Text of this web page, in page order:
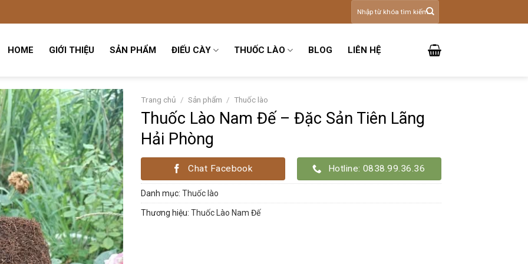
kiếm:
HOME GIỚI THIỆU SẢN PHẨM ĐIẾU CÀY THUỐC LÀO BLOG LIÊN HỆ
Trang chủ / Sản phẩm / Thuốc lào
Thuốc Lào Nam Đế – Đặc Sản Tiên Lãng
Hải Phòng
Chat Facebook Hotline: 0838.99.36.36
Danh mục: Thuốc lào
Thương hiệu: Thuốc Lào Nam Đế